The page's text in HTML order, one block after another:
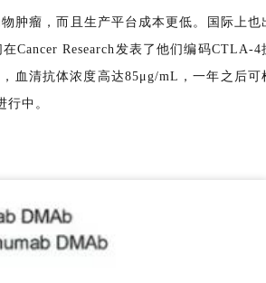
肿瘤，而且生产平台成本更低。国际上也
Cancer Research发表了他们编码CTLA-4
血清抗体浓度高达85μg/mL，一年之后可
中。